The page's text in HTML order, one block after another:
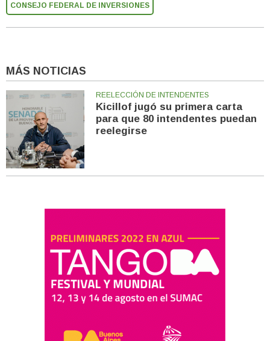
CONSEJO FEDERAL DE INVERSIONES
MÁS NOTICIAS
REELECCIÓN DE INTENDENTES
Kicillof jugó su primera carta
para que 80 intendentes puedan
reelegirse